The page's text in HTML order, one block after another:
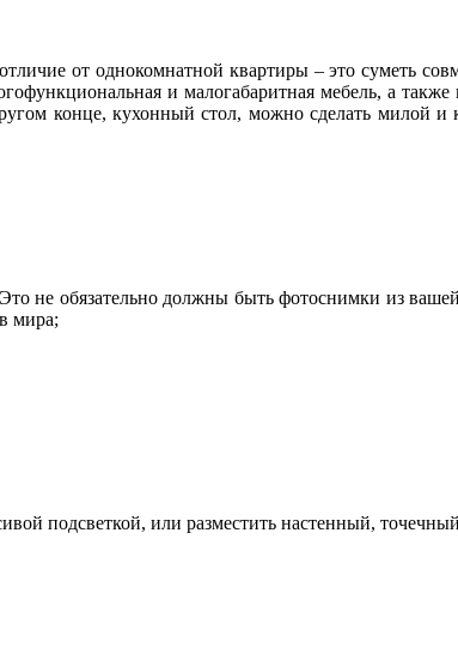
от однокомнатной квартиры – это суметь
и малогабаритная мебель, а
конце, кухонный стол, можно сделать милой
не обязательно должны быть фотоснимки из
мира;
подсветкой, или разместить настенный,